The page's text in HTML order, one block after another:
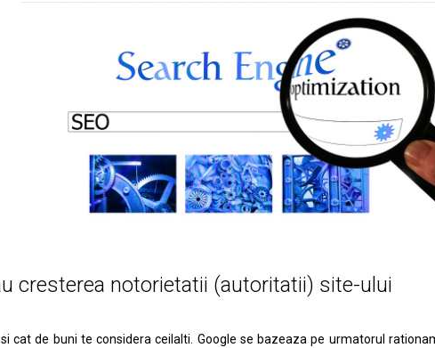
cresterea notorietatii (autoritatii) site-ului
cat de buni te considera ceilalti. Google se bazeaza pe urmatorul